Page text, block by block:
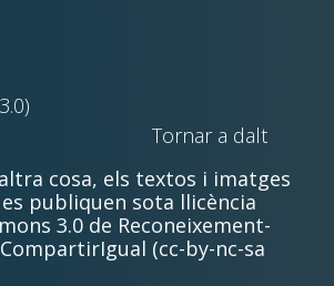
Tornar a dalt
altra cosa, els textos i imatges
es publiquen sota llicència
3.0 de Reconeixement-
(cc-by-nc-sa